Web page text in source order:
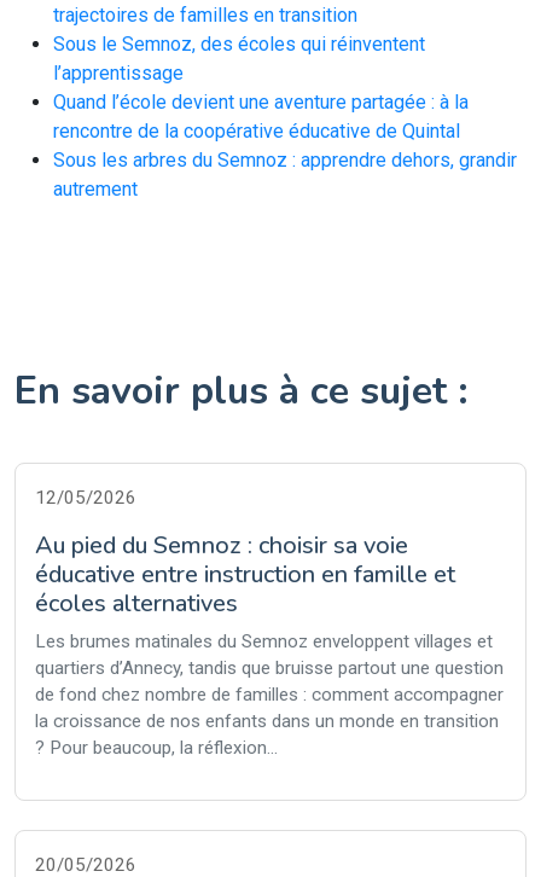
trajectoires de familles en transition
Sous le Semnoz, des écoles qui réinventent
l’apprentissage
Quand l’école devient une aventure partagée : à la
rencontre de la coopérative éducative de Quintal
Sous les arbres du Semnoz : apprendre dehors, grandir
autrement
En savoir plus à ce sujet :
12/05/2026
Au pied du Semnoz : choisir sa voie
éducative entre instruction en famille et
écoles alternatives
Les brumes matinales du Semnoz enveloppent villages et
quartiers d’Annecy, tandis que bruisse partout une question
de fond chez nombre de familles : comment accompagner
la croissance de nos enfants dans un monde en transition
? Pour beaucoup, la réflexion...
20/05/2026